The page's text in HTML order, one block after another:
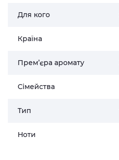
Для кого
Країна
Прем’єра аромату
Сімейства
Тип
Ноти